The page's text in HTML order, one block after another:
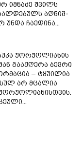
იმ­ნა­ძე შვილს
აღ­ნიშ­
უნდა ჩა­ე­დი­ნა...
ჟორჟოლიანის
გააჟღერა ბევრი
– ტყუილია
არ მცალია